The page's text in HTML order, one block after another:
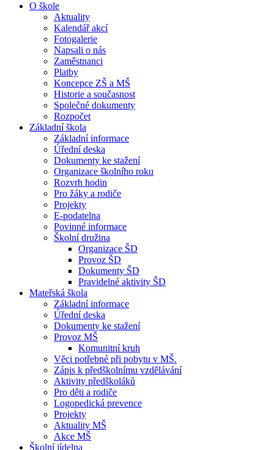
O škole
Aktuality
Kalendář akcí
Fotogalerie
Napsali o nás
Zaměstnanci
Platby
Koncepce ZŠ a MŠ
Historie a současnost
Společné dokumenty
Rozpočet
Základní škola
Základní informace
Úřední deska
Dokumenty ke stažení
Organizace školního roku
Rozvrh hodin
Pro žáky a rodiče
Projekty
E-podatelna
Povinné informace
Školní družina
Organizace ŠD
Provoz ŠD
Dokumenty ŠD
Pravidelné aktivity ŠD
Mateřská škola
Základní informace
Úřední deska
Dokumenty ke stažení
Provoz MŠ
Komunitní kruh
Věci potřebné při pobytu v MŠ.
Zápis k předškolnímu vzdělávání
Aktivity předškoláků
Pro děti a rodiče
Logopedická prevence
Projekty
Aktuality MŠ
Akce MŠ
Školní jídelna